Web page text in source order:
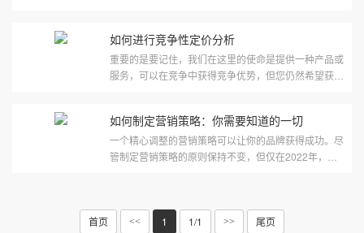
如何进行竞争性定价分析
重要的是要记住，我们在这里的使命是提供一种产品或
服务，可以在竞争中获得竞争优势，但您仍然希望获得
如何制定营销策略：你需要知道的一切
一个精心调整的营销策略可以让你的品牌获得成功。尽
管制定营销策略的原则保持不变，但仅在2022年，我
首页 << 1 1/1 >> 尾页